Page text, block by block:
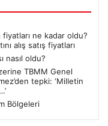
fiyatları ne kadar oldu?
alış satış fiyatları
nasıl oldu?
TBMM Genel
tepki: ‘Milletin
Bölgeleri